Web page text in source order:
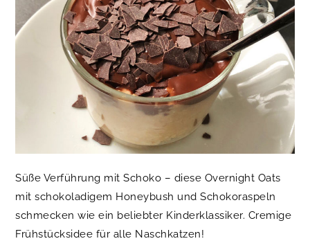
Süße Verführung mit Schoko – diese Overnight Oats
mit schokoladigem Honeybush und Schokoraspeln
schmecken wie ein beliebter Kinderklassiker. Cremige
Frühstücksidee für alle Naschkatzen!